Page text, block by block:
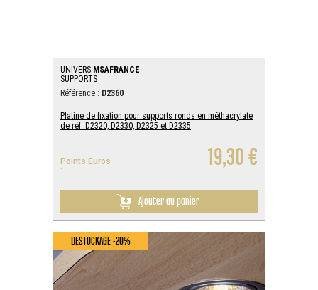
UNIVERS MSAFRANCE
SUPPORTS
Référence : D2360
Platine de fixation pour supports ronds en méthacrylate
de réf. D2320, D2330, D2325 et D2335
Points Euros
:
19,30 €
Ajouter au panier
DESTOCKAGE -20%